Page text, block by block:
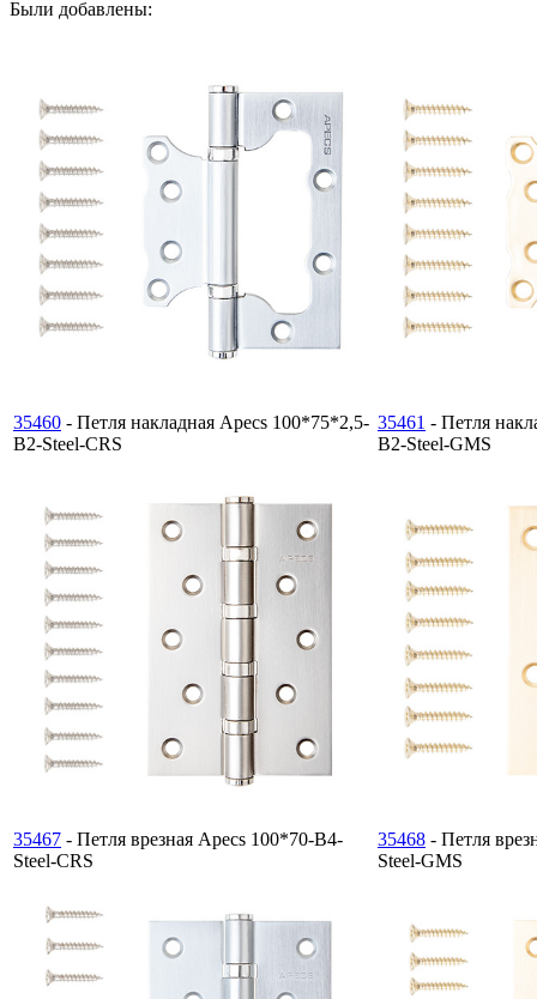
Были добавлены:
35460 - Петля накладная Apecs 100*75*2,5-
B2-Steel-CRS
35461 - Петля
B2-Steel-GMS
35467 - Петля врезная Apecs 100*70-B4-
Steel-CRS
35468 - Петля
Steel-GMS